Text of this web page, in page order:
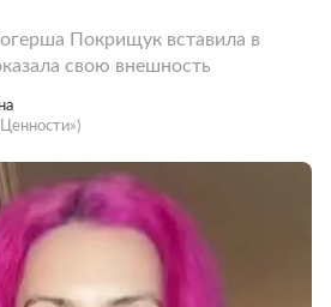
Покрищук вставила в
свою внешность